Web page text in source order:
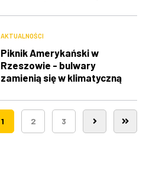
AKTUALNOŚCI
Piknik Amerykański w
Rzeszowie - bulwary
zamienią się w klimatyczną
1 2 3